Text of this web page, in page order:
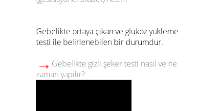
Gebelikte ortaya çıkan ve glukoz yükleme
testi ile belirlenebilen bir durumdur.
→ Gebelikte gizli şeker testi nasıl ve ne
zaman yapılır?